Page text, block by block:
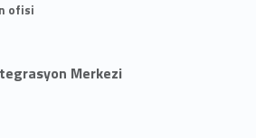
ofisi
Merkezi